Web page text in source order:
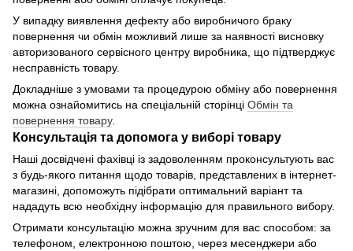
У випадку виявлення дефекту або виробничого браку
повернення чи обмін можливий лише за наявності висновку
авторизованого сервісного центру виробника, що підтверджує
несправність товару.
Докладніше з умовами та процедурою обміну або повернення
можна ознайомитись на спеціальній сторінці Обмін та
повернення товару.
Консультація та допомога у виборі товару
Наші досвідчені фахівці із задоволенням проконсультують вас
з будь-якого питання щодо товарів, представлених в інтернет-
магазині, допоможуть підібрати оптимальний варіант та
нададуть всю необхідну інформацію для правильного вибору.
Отримати консультацію можна зручним для вас способом: за
телефоном, електронною поштою, через месенджери або